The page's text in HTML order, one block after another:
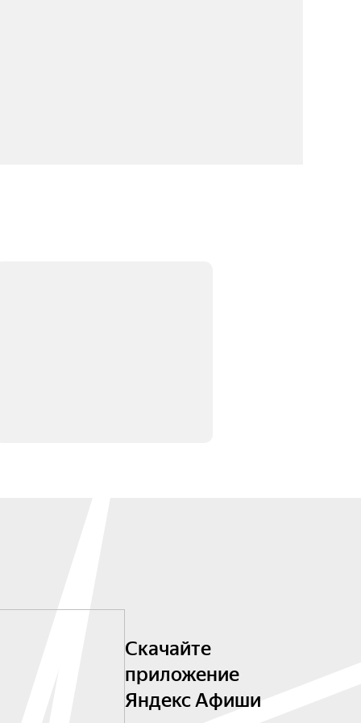
Скачайте
приложение
Яндекс Афиши